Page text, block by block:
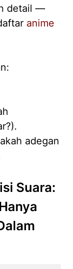
detail —
anime
adegan
Suara: